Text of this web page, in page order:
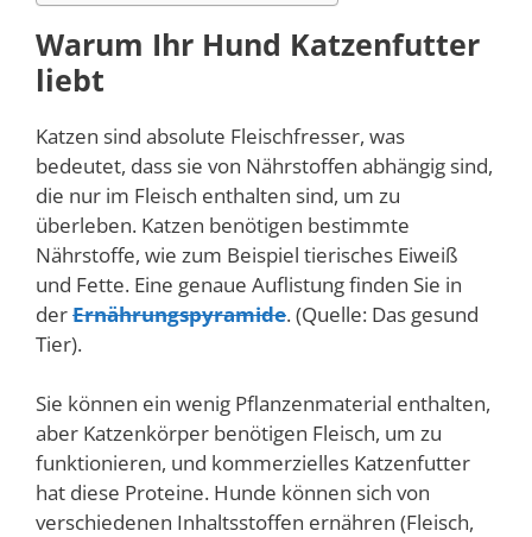
Warum Ihr Hund Katzenfutter
liebt
Katzen sind absolute Fleischfresser, was
bedeutet, dass sie von Nährstoffen abhängig sind,
die nur im Fleisch enthalten sind, um zu
überleben. Katzen benötigen bestimmte
Nährstoffe, wie zum Beispiel tierisches Eiweiß
und Fette. Eine genaue Auflistung finden Sie in
derErnährungspyramide. (Quelle: Das gesund
Tier).
Sie können ein wenig Pflanzenmaterial enthalten,
aber Katzenkörper benötigen Fleisch, um zu
funktionieren, und kommerzielles Katzenfutter
hat diese Proteine. Hunde können sich von
verschiedenen Inhaltsstoffen ernähren (Fleisch,